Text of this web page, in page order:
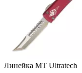
Линейка MT Ultratech